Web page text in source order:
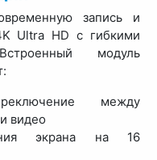
запись и
Ultra HD с гибкими
модуль
между
видео
экрана на 16